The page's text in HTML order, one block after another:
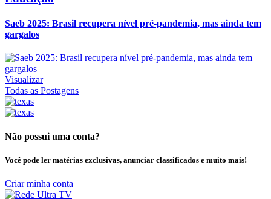
Saeb 2025: Brasil recupera nível pré-pandemia, mas ainda tem
gargalos
Visualizar
Todas as Postagens
Não possui uma conta?
Você pode ler matérias exclusivas, anunciar classificados e muito mais!
Criar minha conta